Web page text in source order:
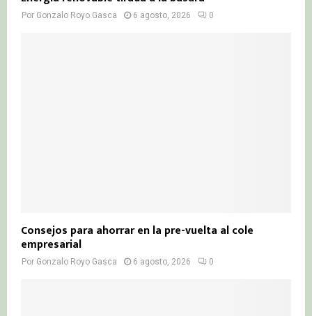
Por Gonzalo Royo Gasca 6 agosto, 2026 0
Consejos para ahorrar en la pre-vuelta al cole
empresarial
Por Gonzalo Royo Gasca 6 agosto, 2026 0